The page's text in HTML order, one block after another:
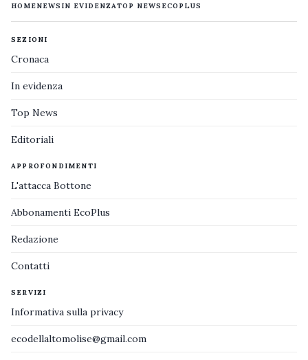
HOMENEWS IN EVIDENZATOP NEWS ECOPLUS
SEZIONI
Cronaca
In evidenza
Top News
Editoriali
APPROFONDIMENTI
L'attacca Bottone
Abbonamenti EcoPlus
Redazione
Contatti
SERVIZI
Informativa sulla privacy
ecodellaltomolise@gmail.com